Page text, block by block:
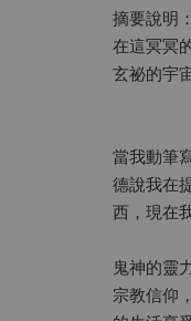
摘要說明：
在這冥冥
玄祕的宇
當我動筆
德說我在
西，現在
鬼神的靈
宗教信仰